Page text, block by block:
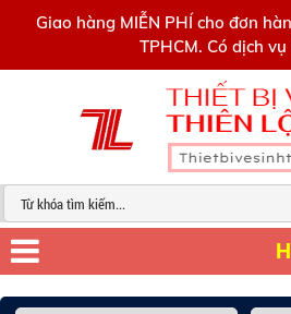
Giao hàng MIỄN PHÍ cho đơn
TPHCM. Có dịch
0909445903